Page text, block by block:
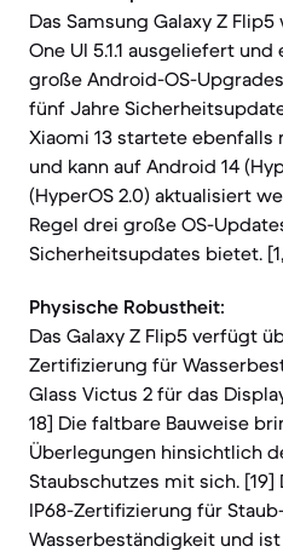
Das Samsung Galaxy Z
One UI 5.1.1 ausgeliefert
große Android-OS-
fünf Jahre
Xiaomi 13 startete ebenfalls
und kann auf Android 14
(HyperOS 2.0) aktualisiert
Regel drei große OS-
Sicherheitsupdates bietet. [1,
Physische Robustheit:
Das Galaxy Z Flip5 verfügt
Zertifizierung für
Glass Victus 2 für das
18] Die faltbare Bauweise
Überlegungen hinsichtlich
Staubschutzes mit sich. [19]
IP68-Zertifizierung für
Wasserbeständigkeit und